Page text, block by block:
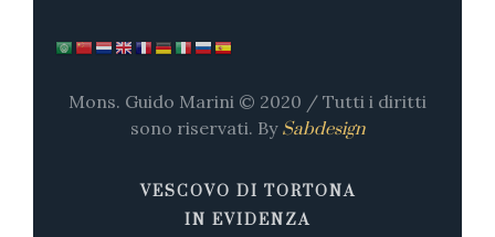
Mons. Guido Marini © 2020 / Tutti i diritti
sono riservati. By Sabdesign
VESCOVO DI TORTONA
IN EVIDENZA